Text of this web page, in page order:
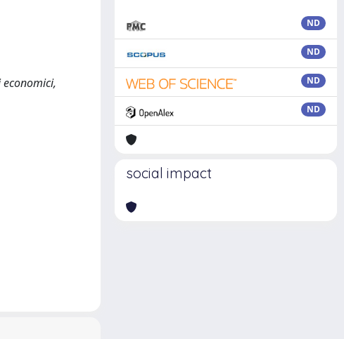
economici,
ND
ND
ND
ND
social impact